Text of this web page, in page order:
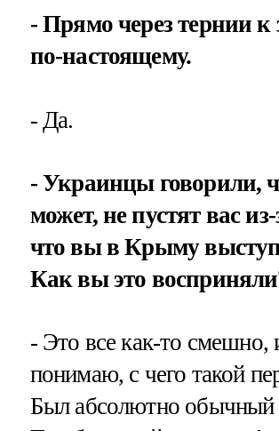
- Прямо через тернии к
по-настоящему.
- Да.
- Украинцы говорили,
может, не пустят вас из-
что вы в Крыму
Как вы это
- Это все как-то смешно,
понимаю, с чего такой
Был абсолютно обычный